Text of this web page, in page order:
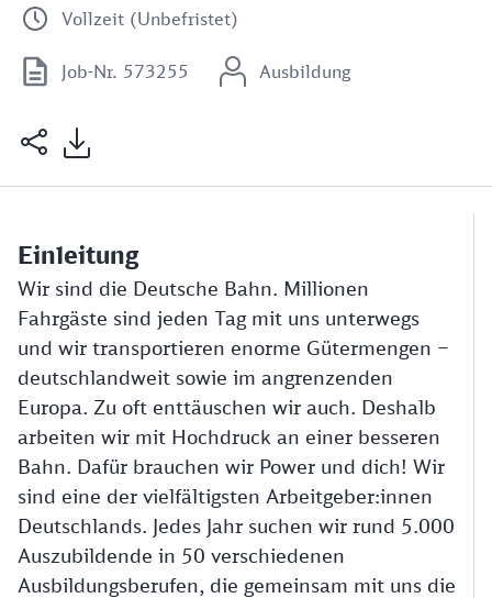
Vollzeit (Unbefristet)
Job-Nr. 573255 Ausbildung
Einleitung
Wir sind die Deutsche Bahn. Millionen
Fahrgäste sind jeden Tag mit uns unterwegs
und wir transportieren enorme Gütermengen –
deutschlandweit sowie im angrenzenden
Europa. Zu oft enttäuschen wir auch. Deshalb
arbeiten wir mit Hochdruck an einer besseren
Bahn. Dafür brauchen wir Power und dich! Wir
sind eine der vielfältigsten Arbeitgeber:innen
Deutschlands. Jedes Jahr suchen wir rund 5.000
Auszubildende in 50 verschiedenen
Ausbildungsberufen, die gemeinsam mit uns die